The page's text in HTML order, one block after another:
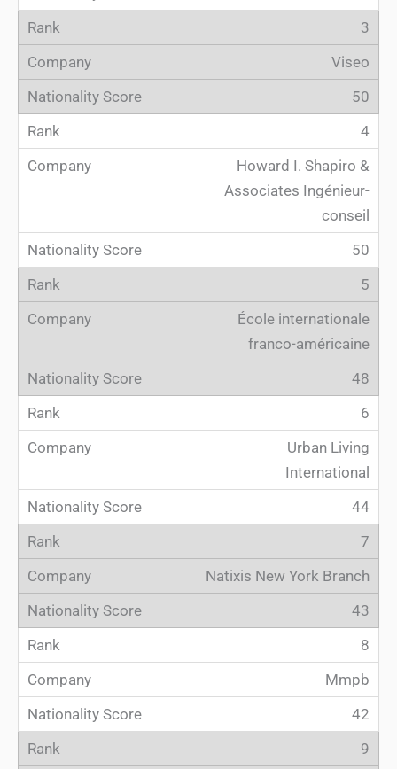
3
Viseo
50
4
Howard I. Shapiro &
Associates Ingénieur-
conseil
50
5
École internationale
franco-américaine
48
6
Urban Living
International
44
7
Natixis New York Branch
43
8
Mmpb
42
9